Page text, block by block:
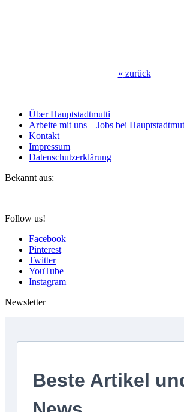
« zurück
Über Hauptstadtmutti
Arbeite mit uns – Jobs bei
Kontakt
Impressum
Datenschutzerklärung
Bekannt aus:
Follow us!
Facebook
Pinterest
Twitter
YouTube
Instagram
Newsletter